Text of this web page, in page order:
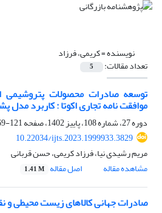
نویسنده =کریمی، فرزاد
تعداد مقالات: 5
توسعه صادرات محصولات
موافقت نامه تجاری اکوتا : کاربرد مدل
دوره 27، شماره 108، پاییز 1402، صفحه
121-169
10.22034/ijts.2023.1999933.3829
مریم رشیدی نیا، فرزاد کریمی، حسن قربانی
مشاهده مقاله
اصل مقاله 1.41 M
صادرات جهانی کالاهای زیست محیطی و